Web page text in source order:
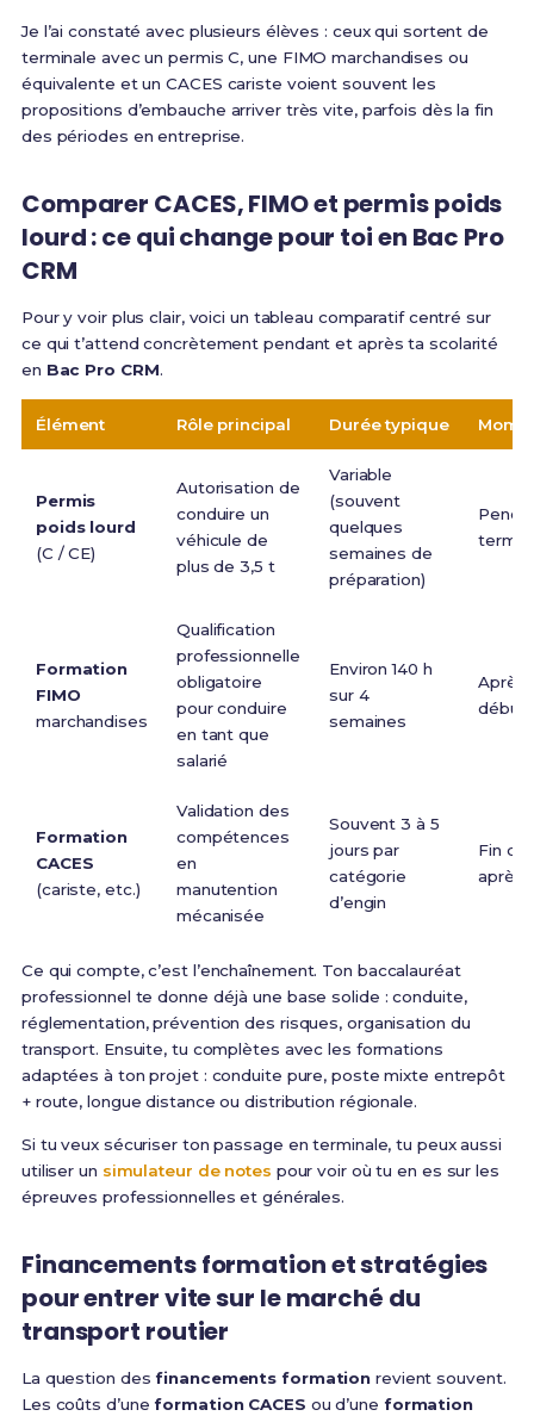
Je l’ai constaté avec plusieurs élèves : ceux qui sortent de
terminale avec un permis C, une FIMO marchandises ou
équivalente et un CACES cariste voient souvent les
propositions d’embauche arriver très vite, parfois dès la fin
des périodes en entreprise.
Comparer CACES, FIMO et permis poids
lourd : ce qui change pour toi en Bac Pro
CRM
Pour y voir plus clair, voici un tableau comparatif centré sur
ce qui t’attend concrètement pendant et après ta scolarité
en Bac Pro CRM.
Élément Rôle principal Durée typique
Permis
poids lourd
(C / CE)
Autorisation de
conduire un
véhicule de
plus de 3,5 t
Variable
(souvent
quelques
semaines de
préparation)
Formation
FIMO
marchandises
Qualification
professionnelle
obligatoire
pour conduire
en tant que
salarié
Environ 140 h
sur 4
semaines
Après
début
Formation
CACES
(cariste, etc.)
Validation des
compétences
en
manutention
mécanisée
Souvent 3 à 5
jours par
catégorie
d’engin
Fin de
après
Ce qui compte, c’est l’enchaînement. Ton baccalauréat
professionnel te donne déjà une base solide : conduite,
réglementation, prévention des risques, organisation du
transport. Ensuite, tu complètes avec les formations
adaptées à ton projet : conduite pure, poste mixte entrepôt
+ route, longue distance ou distribution régionale.
Si tu veux sécuriser ton passage en terminale, tu peux aussi
utiliser un simulateur de notes pour voir où tu en es sur les
épreuves professionnelles et générales.
Financements formation et stratégies
pour entrer vite sur le marché du
transport routier
La question desfinancements formation revient souvent.
Les coûts d’uneformation CACES ou d’une formation